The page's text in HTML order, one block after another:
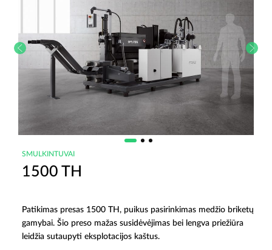
SMULKINTUVAI
1500 TH
Patikimas presas 1500 TH, puikus pasirinkimas medžio briketų
gamybai. Šio preso mažas susidėvėjimas bei lengva priežiūra
leidžia sutaupyti eksplotacijos kaštus.